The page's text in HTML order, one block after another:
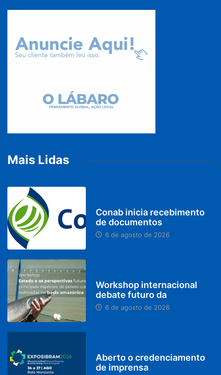
Mais Lidas
Conab inicia recebimento
de documentos
6 de agosto de 2026
Workshop internacional
debate futuro da
6 de agosto de 2026
Aberto o credenciamento
de imprensa